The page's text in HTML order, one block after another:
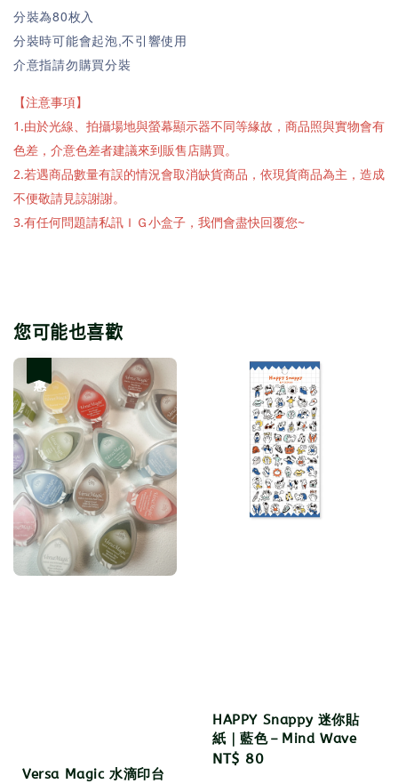
分裝為80枚入
分裝時可能會起泡,不引響使用
介意指請勿購買分裝
【注意事項】
1.由於光線、拍攝場地與螢幕顯示器不同等緣故，商品照與實物會有
色差，介意色差者建議來到販售店購買。
2.若遇商品數量有誤的情況會取消缺貨商品，依現貨商品為主，造成
不便敬請見諒謝謝。
3.有任何問題請私訊ＩＧ小盒子，我們會盡快回覆您~
您可能也喜歡
Versa Magic 水滴印台
HAPPY Snappy 迷你貼
紙｜藍色－Mind Wave
Regular
NT$ 80